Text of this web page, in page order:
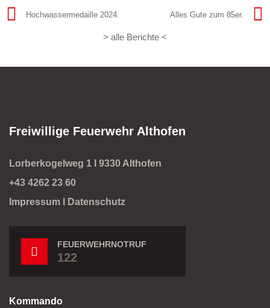
Hochwassermedaille 2024. Alles Gute zum 85er.
> alle Berichte <
Freiwillige Feuerwehr Althofen
Lorberkogelweg 1 I 9330 Althofen
+43 4262 23 60
Impressum
Datenschutz
FEUERWEHRNOTRUF
122
Kommando